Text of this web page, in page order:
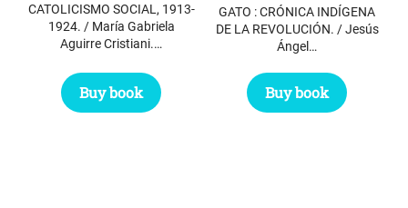
CATOLICISMO SOCIAL, 1913-
1924. / María Gabriela
Aguirre Cristiani.…
Buy book
GATO : CRÓNICA INDÍGENA
DE LA REVOLUCIÓN. / Jesús
Ángel…
Buy book